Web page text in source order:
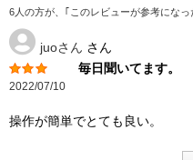
6人の方が、｢このレビューが参考になっ
juoさん さん
毎日聞いてます。
2022/07/10
操作が簡単でとても良い。